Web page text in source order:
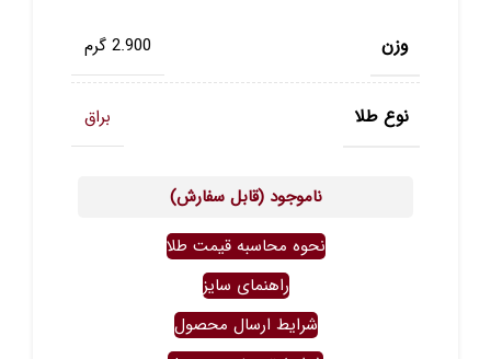
وزن 2.900 گرم
نوع طلا براق
ناموجود (قابل سفارش)
نحوه محاسبه قیمت طلا
راهنمای سایز
شرایط ارسال محصول